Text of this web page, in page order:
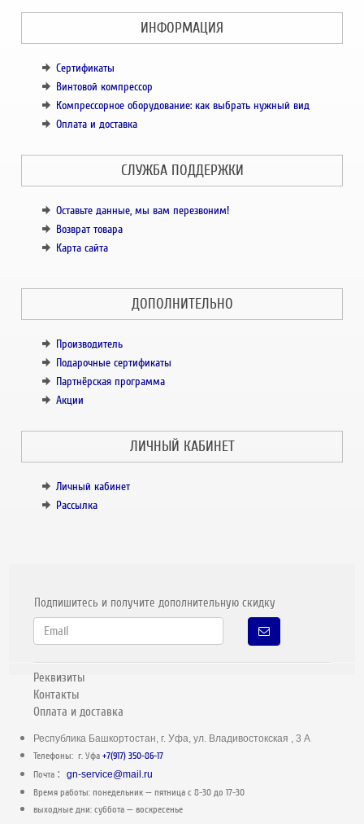
ИНФОРМАЦИЯ
Сертификаты
Винтовой компрессор
Компрессорное оборудование: как выбрать нужный вид
Оплата и доставка
СЛУЖБА ПОДДЕРЖКИ
Оставьте данные, мы вам перезвоним!
Возврат товара
Карта сайта
ДОПОЛНИТЕЛЬНО
Производитель
Подарочные сертификаты
Партнёрская программа
Акции
ЛИЧНЫЙ КАБИНЕТ
Личный кабинет
Рассылка
Подпишитесь и получите дополнительную скидку
Реквизиты
Контакты
Оплата и доставка
Республика Башкортостан, г. Уфа, ул. Владивостокская , 3 А
Телефоны: г. Уфа+7(917) 350-86-17
Почта :gn-service@mail.ru
Время работы: понедельник — пятница c 8-30 до 17-30
выходные дни: суббота — воскресенье